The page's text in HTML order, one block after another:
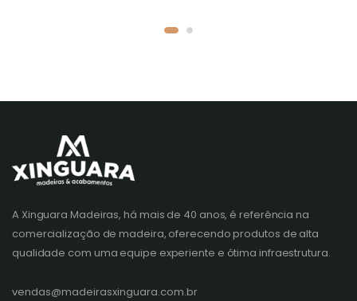
A Xinguara Madeiras, há mais de 40 anos, é referência na
comercialização de madeira, oferecendo produtos de alta
qualidade com uma equipe experiente e ótima infraestrutura.
vendas@madeirasxinguara.com.br